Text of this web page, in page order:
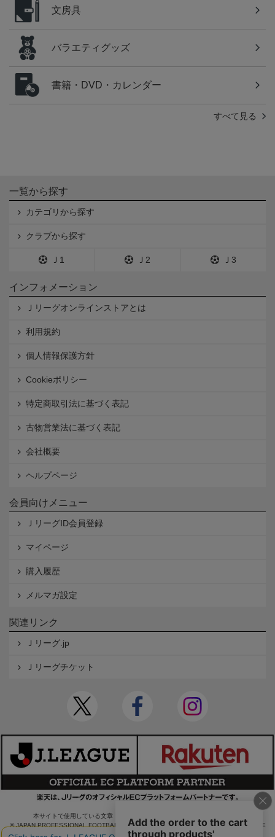
文房具
バラエティグッズ
書籍・DVD・カレンダー
すべて見る
一覧から探す
カテゴリから探す
クラブから探す
Ｊ1 Ｊ2 Ｊ3
インフォメーション
Ｊリーグオンラインストアとは
利用規約
個人情報保護方針
Cookieポリシー
特定商取引法に基づく表記
古物営業法に基づく表記
会社概要
ヘルプページ
会員向けメニュー
ＪリーグID会員登録
マイページ
購入履歴
メルマガ設定
関連リンク
Ｊリーグ.jp
Ｊリーグチケット
本サイトで使用している文章・画像等の無断での複製・転載を禁止します。
© JAPAN PROFESSIONAL FOOTBALL LEAGUE Rakuten Group, Inc. ALL RIGHTS RE
SERVED.